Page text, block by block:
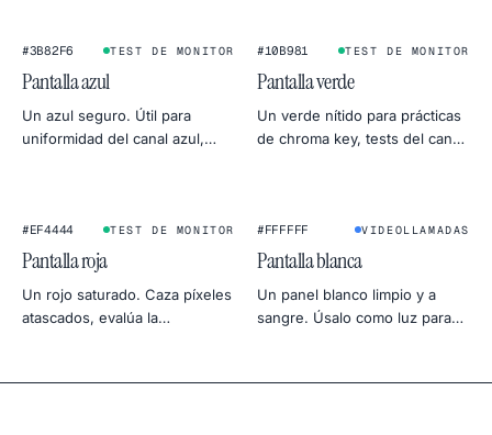
#3B82F6 TEST DE MONITOR
Pantalla azul
Un azul seguro. Útil para
uniformidad del canal azul,
#10B981 TEST DE MONITOR
Pantalla verde
Un verde nítido para prácticas
de chroma key, tests del canal
#EF4444 TEST DE MONITOR
Pantalla roja
Un rojo saturado. Caza píxeles
atascados, evalúa la
dramático.
★
#FFFFFF VIDEOLLAMADAS
Pantalla blanca
Un panel blanco limpio y a
sangre. Úsalo como luz para
test de uniformidad para tu